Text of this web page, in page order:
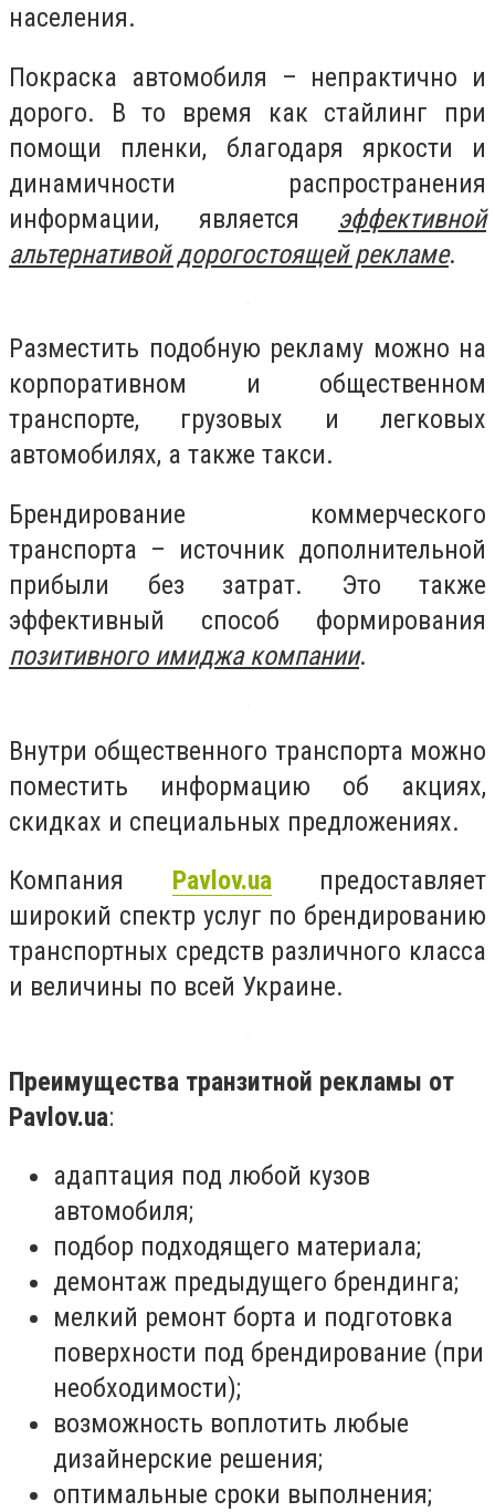
населения.
Покраска автомобиля – непрактично и
дорого. В то время как стайлинг при
помощи пленки, благодаря яркости и
динамичности распространения
информации, является эффективной
альтернативой дорогостоящей рекламе.
Разместить подобную рекламу можно на
корпоративном и общественном
транспорте, грузовых и легковых
автомобилях, а также такси.
Брендирование коммерческого
транспорта – источник дополнительной
прибыли без затрат. Это также
эффективный способ формирования
позитивного имиджа компании.
Внутри общественного транспорта можно
поместить информацию об акциях,
скидках и специальных предложениях.
Компания Pavlov.uaпредоставляет
широкий спектр услуг по брендированию
транспортных средств различного класса
и величины по всей Украине.
Преимущества транзитной рекламы от
Pavlov.ua:
адаптация под любой кузов
автомобиля;
подбор подходящего материала;
демонтаж предыдущего брендинга;
мелкий ремонт борта и подготовка
поверхности под брендирование (при
необходимости);
возможность воплотить любые
дизайнерские решения;
оптимальные сроки выполнения;